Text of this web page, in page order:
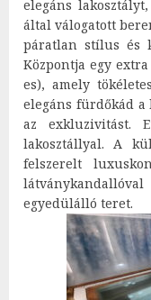
elegáns
által válogatott
páratlan stílus és
Központja egy
es), amely
elegáns fürdőkád a
az exkluzivitást.
lakosztállyal. A
felszerelt
egyedülálló teret.